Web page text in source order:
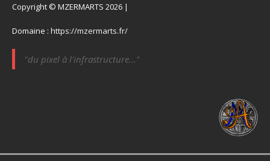
Copyright © MZERMARTS 2026 |
Domaine : https://mzermarts.fr/
"du pixel à l'infrastructure..."